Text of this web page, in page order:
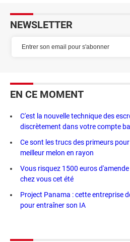
NEWSLETTER
EN CE MOMENT
C'est la nouvelle technique des
discrètement dans votre compte
Ce sont les trucs des primeurs
meilleur melon en rayon
Vous risquez 1500 euros
chez vous cet été
Project Panama : cette entreprise
pour entraîner son IA